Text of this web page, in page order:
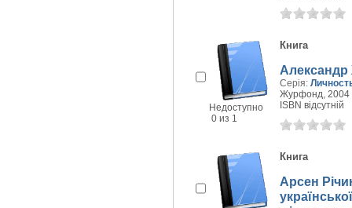
Недоступно
0 из 1
Книга
Серія:
Журфонд, 2004
ISBN відсутній
Книга
Арсен